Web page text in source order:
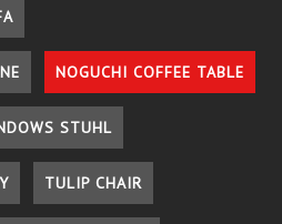
NOGUCHI COFFEE TABLE
STUHL
TULIP CHAIR